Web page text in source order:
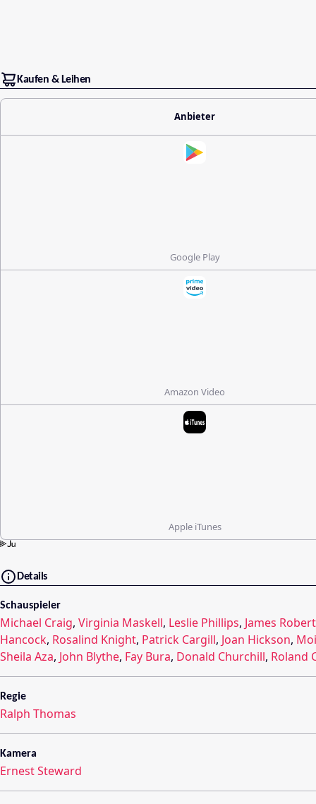
Kaufen & Leihen
Anbieter
Google Play
Amazon Video
Apple iTunes
Details
Schauspieler
Michael Craig, Virginia Maskell, Leslie Phillips, James
Hancock, Rosalind Knight, Patrick Cargill, Joan Hickson,
Sheila Aza, John Blythe, Fay Bura, Donald Churchill, Roland
Regie
Ralph Thomas
Kamera
Ernest Steward